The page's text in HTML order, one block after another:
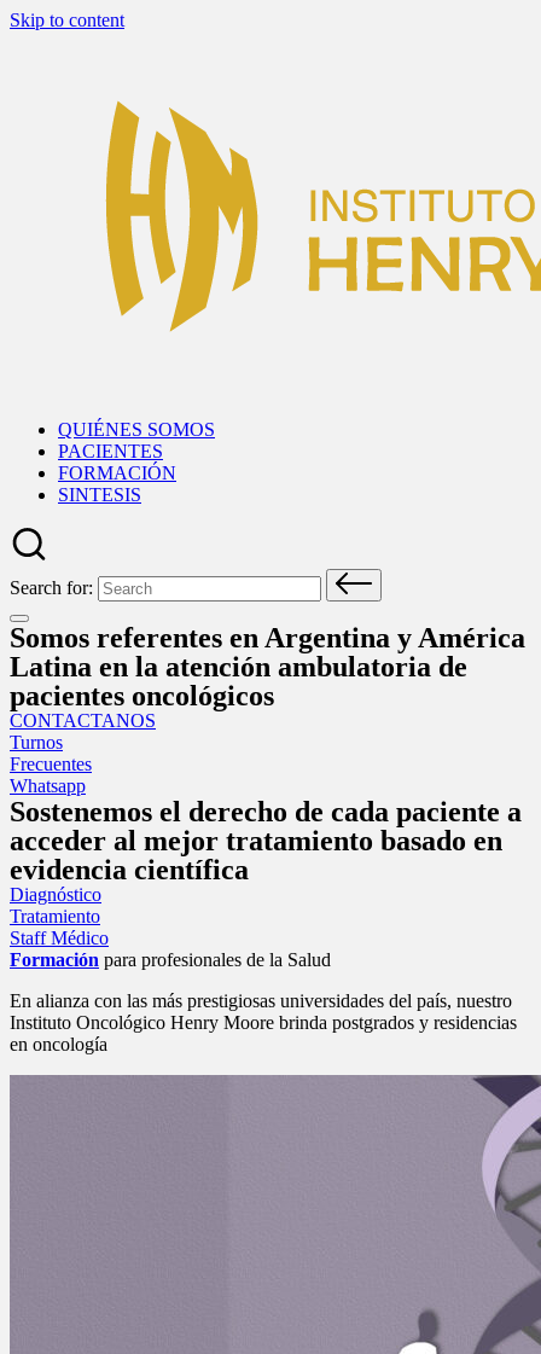
Skip to content
QUIÉNES SOMOS
PACIENTES
FORMACIÓN
SINTESIS
Search for:
Somos referentes en Argentina y América
Latina en la atención ambulatoria de
pacientes oncológicos
CONTACTANOS
Turnos
Frecuentes
Whatsapp
Sostenemos el derecho de cada paciente a
acceder al mejor tratamiento basado en
evidencia científica
Diagnóstico
Tratamiento
Staff Médico
Formación para profesionales de la Salud
En alianza con las más prestigiosas universidades del país, nuestro
Instituto Oncológico Henry Moore brinda postgrados y residencias
en oncología